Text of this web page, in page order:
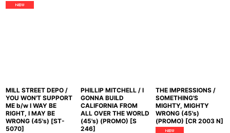
MILL STREET DEPO /
YOU WON'T SUPPORT
ME b/w I WAY BE
RIGHT, I MAY BE
WRONG (45's) [ST-
5070]
PHILLIP MITCHELL / I
GONNA BUILD
CALIFORNIA FROM
ALL OVER THE WORLD
(45's) (PROMO) [S
246]
THE IMPRESSIONS /
SOMETHING'S
MIGHTY, MIGHTY
WRONG (45's)
(PROMO) [CR 2003 N]